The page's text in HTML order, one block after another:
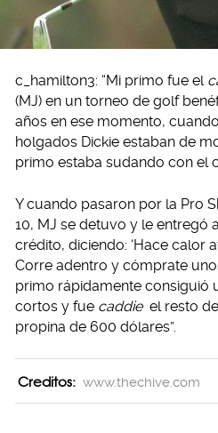
c_hamilton3: “Mi primo fue el
(MJ) en un torneo de golf
años en ese momento,
holgados Dickie estaban de
primo estaba sudando con el
Y cuando pasaron por la Pro
10, MJ se detuvo y le entregó
crédito, diciendo: ‘Hace calor
Corre adentro y cómprate
primo rápidamente consiguió
cortos y fue caddie el resto
propina de 600 dólares”.
Creditos: www.thechive.com